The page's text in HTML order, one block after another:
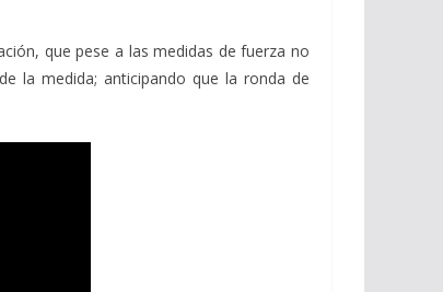
que pese a las medidas de fuerza no
la medida; anticipando que la ronda de